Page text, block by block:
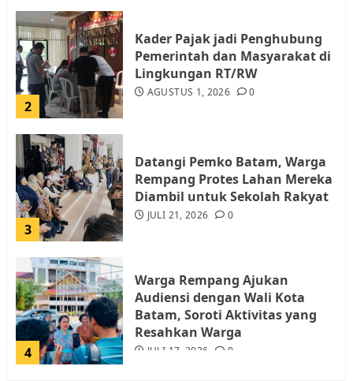
2
Kader Pajak jadi Penghubung
Pemerintah dan Masyarakat di
Lingkungan RT/RW
AGUSTUS 1, 2026 0
3
Datangi Pemko Batam, Warga
Rempang Protes Lahan Mereka
Diambil untuk Sekolah Rakyat
JULI 21, 2026 0
4
Warga Rempang Ajukan
Audiensi dengan Wali Kota
Batam, Soroti Aktivitas yang
Resahkan Warga
JULI 17, 2026 0